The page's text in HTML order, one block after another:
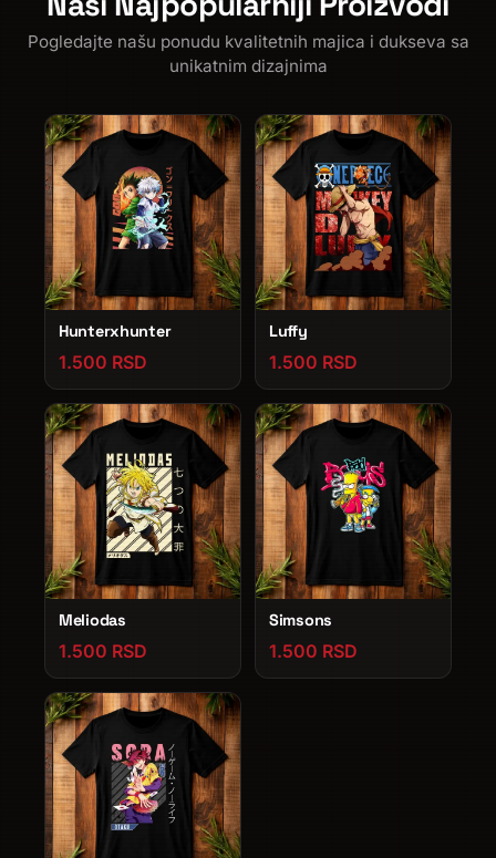
Pogledajte našu ponudu kvalitetnih majica i dukseva sa
unikatnim dizajnima
Hunterxhunter
1.500 RSD
Luffy
1.500 RSD
Meliodas
1.500 RSD
Simsons
1.500 RSD